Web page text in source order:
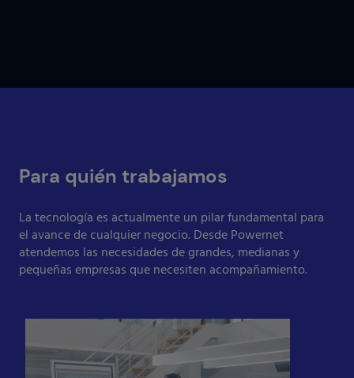
Para quién trabajamos
La tecnología es actualmente un pilar fundamental para
el avance de cualquier negocio. Desde Powernet
atendemos las necesidades de grandes, medianas y
pequeñas empresas que necesiten acompañamiento.